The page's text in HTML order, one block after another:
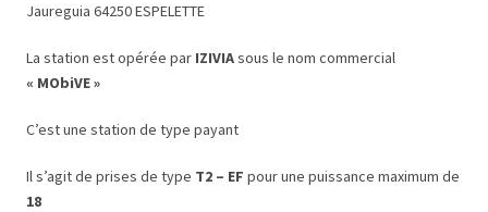
Jaureguia 64250 ESPELETTE
La station est opérée par IZIVIAsous le nom commercial
« MObiVE »
C’est une station de type payant
Il s’agit de prises de type T2 – EF pour une puissance maximum de
18